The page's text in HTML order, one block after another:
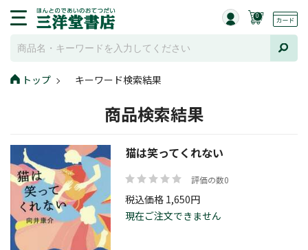
0
トップ キーワード検索結果
商品検索結果
猫は笑ってくれない
評価の数0
税込価格 1,650円
現在ご注文できません